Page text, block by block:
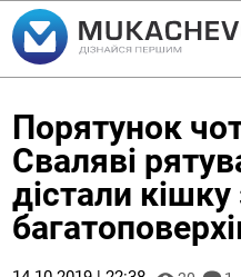
Порятунок
Сваляві
дістали кішку